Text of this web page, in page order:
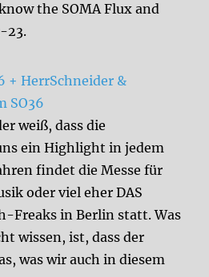
the SOMA Flux and
23.
+ HerrSchneider &
SO36
weiß, dass die
ein Highlight in jedem
findet die Messe für
oder viel eher DAS
Freaks in Berlin statt. Was
wissen, ist, dass der
was wir auch in diesem